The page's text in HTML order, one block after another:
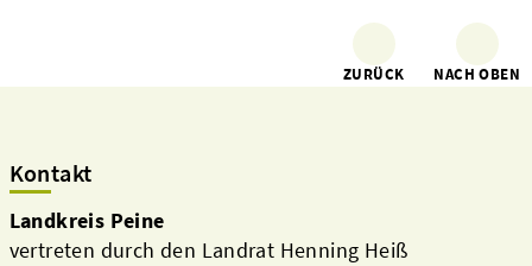
ZURÜCK NACH OBEN
Kontakt
Landkreis Peine
vertreten durch den Landrat Henning Heiß